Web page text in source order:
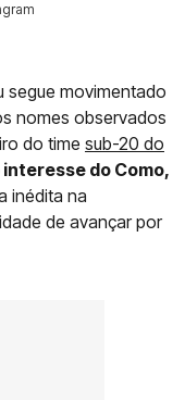
segue movimentado
nomes observados
do time sub-20 do
do Como,
inédita na
de avançar por